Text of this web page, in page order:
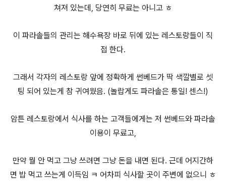
쳐져 있는데, 당연히 무료는 아니고 ㅎ
이 파라솔들의 관리는 해수욕장 바로 뒤에 있는 레스토랑들이 직
접 한다.
그래서 각자의 레스토랑 앞에 정확하게 썬베드가 딱 색깔별로 셋
팅 되어 있는게 참 귀여웠음. (놀랍게도 파라솔은 통일! 센스!)
암튼 레스토랑에서 식사를 하는 고객들에게는 저 썬베드와 파라솔
이용이 무료고,
만약 뭘 안 먹고 그냥 쓰려면 그냥 돈을 내면 된다. 근데 어지간하
면 밥 먹고 쓰는게 이득임 ㅋ 어차피 식사할 곳이 주변에 없으니 ㅎ